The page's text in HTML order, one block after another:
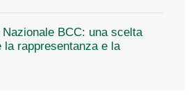
BCC: una scelta
rappresentanza e la